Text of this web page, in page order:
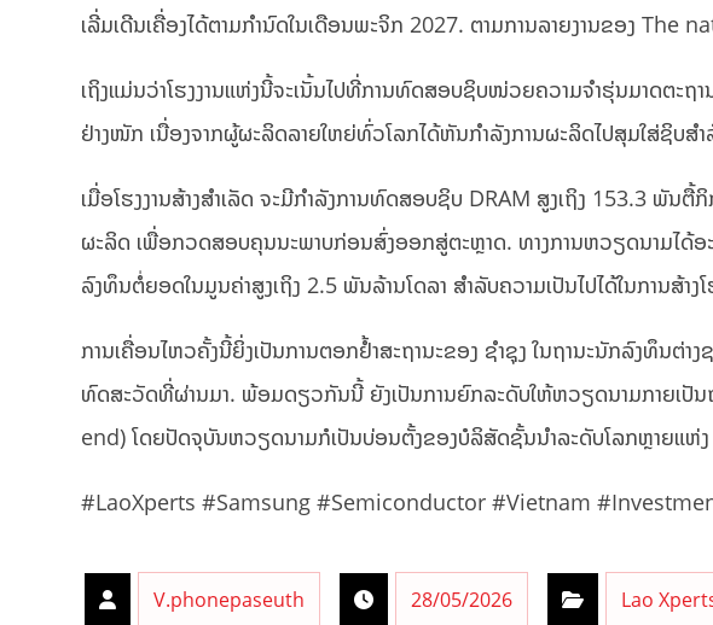
ເລີ່ມເດີນເຄື່ອງໄດ້ຕາມກຳນົດໃນເດືອນພະຈິກ 2027. ຕາມການລາຍງານຂອງ The
ເຖິງແມ່ນວ່າໂຮງງານແຫ່ງນີ້ຈະເນັ້ນໄປທີ່ການທົດສອບຊິບໜ່ວຍຄວາມຈຳຮຸ່ນມາດຕ
ຢ່າງໜັກ ເນື່ອງຈາກຜູ້ຜະລິດລາຍໃຫຍ່ທົ່ວໂລກໄດ້ຫັນກຳລັງການຜະລິດໄປສຸມໃສ່ຊິບສ
ເມື່ອໂຮງງານສ້າງສຳເລັດ ຈະມີກຳລັງການທົດສອບຊິບ DRAM ສູງເຖິງ 153.3
ຜະລິດ ເພື່ອກວດສອບຄຸນນະພາບກ່ອນສົ່ງອອກສູ່ຕະຫຼາດ. ທາງການຫວຽດນາມໄດ້ອະ
ລົງທຶນຕໍ່ຍອດໃນມູນຄ່າສູງເຖິງ 2.5 ພັນລ້ານໂດລາ ສຳລັບຄວາມເປັນໄປໄດ້ໃນການສ້າງ
ການເຄື່ອນໄຫວຄັ້ງນີ້ຍິ່ງເປັນການຕອກຢໍ້າສະຖານະຂອງ ຊຳຊຸງ ໃນຖານະນັກລົງທຶນ
ທົດສະວັດທີ່ຜ່ານມາ. ພ້ອມດຽວກັນນີ້ ຍັງເປັນການຍົກລະດັບໃຫ້ຫວຽດນາມກາຍເປັ
end) ໂດຍປັດຈຸບັນຫວຽດນາມກໍເປັນບ່ອນຕັ້ງຂອງບໍລິສັດຊັ້ນນຳລະດັບໂລກຫຼາຍແ
#LaoXperts #Samsung #Semiconductor #Vietnam
V.phonepaseuth 28/05/2026 Lao